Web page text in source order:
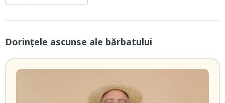
Dorințele ascunse ale bărbatului